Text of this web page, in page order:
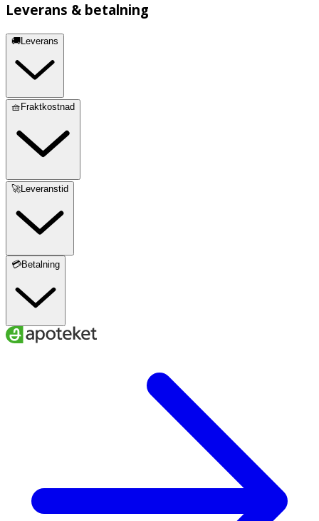
Leverans & betalning
🚚Leverans
🧺Fraktkostnad
🚀Leveranstid
💳Betalning